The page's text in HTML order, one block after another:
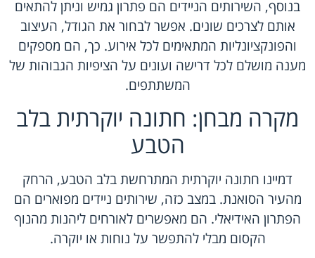
בנוסף, השירותים הניידים הם פתרון גמיש וניתן להתאים
אותם לצרכים שונים. אפשר לבחור את הגודל, העיצוב
והפונקציונליות המתאימים לכל אירוע. כך, הם מספקים
מענה מושלם לכל דרישה ועונים על הציפיות הגבוהות של
המשתתפים.
מקרה מבחן: חתונה יוקרתית בלב
הטבע
דמיינו חתונה יוקרתית המתרחשת בלב הטבע, הרחק
מהעיר הסואנת. במצב כזה, שירותים ניידים מפוארים הם
הפתרון האידיאלי. הם מאפשרים לאורחים ליהנות מהנוף
הקסום מבלי להתפשר על נוחות או יוקרה.